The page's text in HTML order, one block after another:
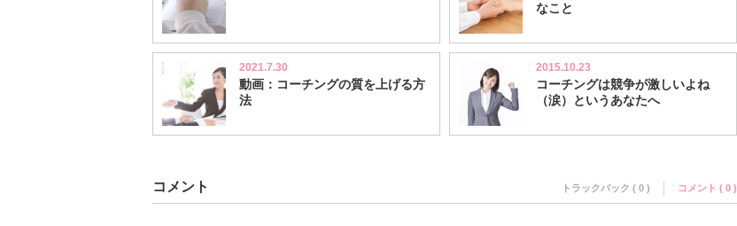
なこと
2021.7.30
動画：コーチングの質を上げる方
法
2015.10.23
コーチングは競争が激しいよね
（涙）というあなたへ
コメント トラックバック ( 0 ) コメント ( 0 )